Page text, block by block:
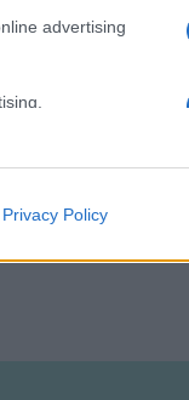
advertising
Privacy Policy